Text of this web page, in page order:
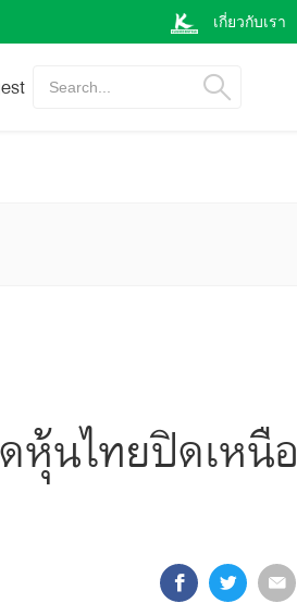
เกี่ยวกับเรา
Search...
หุ้นไทยปิดเหนือ